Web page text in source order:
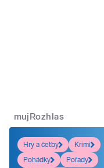
mujRozhlas
Hry a četby
Krimi
Pohádky
Pořady